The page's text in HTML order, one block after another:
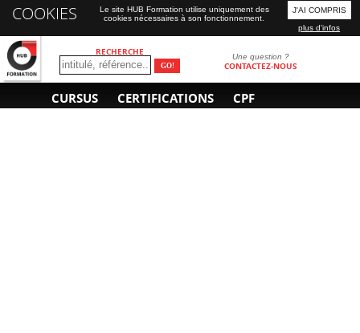
RECHERCHE Une question ?
CONTACTEZ-NOUS
CURSUS CERTIFICATIONS CPF
COOKIES
Le site HUB Formation utilise uniquement des
cookies nécessaires à son fonctionnement.
J'AI COMPRIS
plus d'infos